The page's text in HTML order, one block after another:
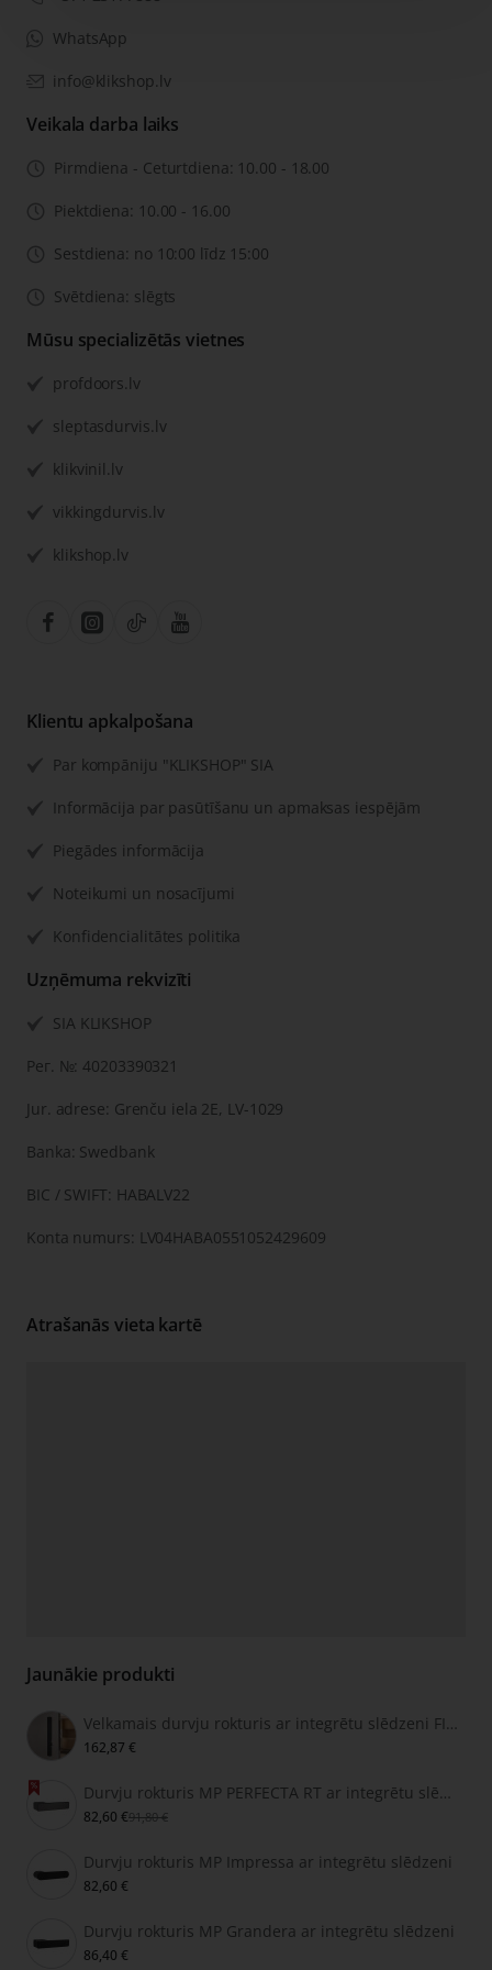
WhatsApp
info@klikshop.lv
Veikala darba laiks
Pirmdiena - Ceturtdiena: 10.00 - 18.00
Piektdiena: 10.00 - 16.00
Sestdiena: no 10:00 līdz 15:00
Svētdiena: slēgts
Mūsu specializētās vietnes
profdoors.lv
sleptasdurvis.lv
klikvinil.lv
vikkingdurvis.lv
klikshop.lv
Klientu apkalpošana
Par kompāniju "KLIKSHOP" SIA
Informācija par pasūtīšanu un apmaksas iespējām
Piegādes informācija
Noteikumi un nosacījumi
Konfidencialitātes politika
Uzņēmuma rekvizīti
SIA KLIKSHOP
Рег. №: 40203390321
Jur. adrese: Grenču iela 2E, LV-1029
Banka: Swedbank
BIC / SWIFT: HABALV22
Konta numurs: LV04HABA0551052429609
Atrašanās vieta kartē
Jaunākie produkti
Velkamais durvju rokturis ar integrētu slēdzeni FIMET SECRET
162,87 €
Durvju rokturis MP PERFECTA RT ar integrētu slēdzeni
82,60 €91,80 €
Durvju rokturis MP Impressa ar integrētu slēdzeni
82,60 €
Durvju rokturis MP Grandera ar integrētu slēdzeni
86,40 €